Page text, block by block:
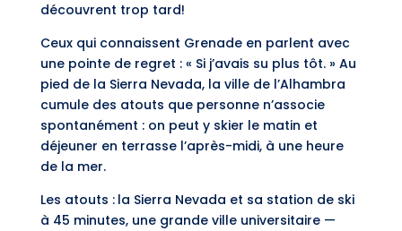
découvrent trop tard!
Ceux qui connaissent Grenade en parlent avec
une pointe de regret : « Si j’avais su plus tôt. » Au
pied de la Sierra Nevada, la ville de l’Alhambra
cumule des atouts que personne n’associe
spontanément : on peut y skier le matin et
déjeuner en terrasse l’après-midi, à une heure
de la mer.
Les atouts : la Sierra Nevada et sa station de ski
à 45 minutes, une grande ville universitaire —